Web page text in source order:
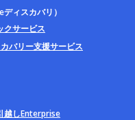
ィスカバリ）
クサービス
バリー支援サービス
越しEnterprise